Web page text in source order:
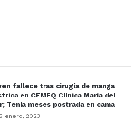
fallece tras cirugía de manga
en CEMEQ Clínica María del
Tenía meses postrada en cama
enero, 2023